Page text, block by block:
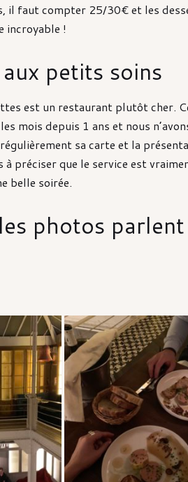
il faut compter 25/30€ et les
incroyable !
petits soins
est un restaurant plutôt cher.
mois depuis 1 ans et nous
sa carte et la
à préciser que le service est
belle soirée.
photos